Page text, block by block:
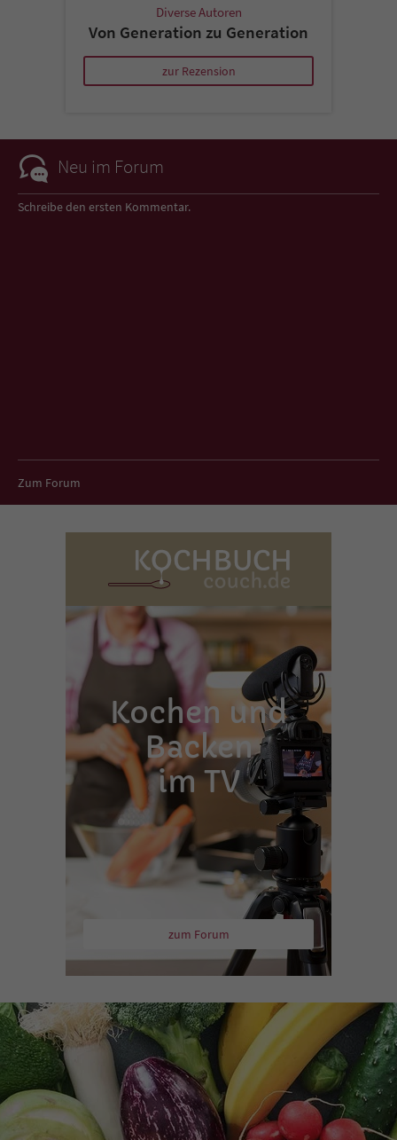
Diverse Autoren
Von Generation zu Generation
zur Rezension
Neu im Forum
Schreibe den ersten Kommentar.
Zum Forum
Kochen und
Backen
im TV
zum Forum